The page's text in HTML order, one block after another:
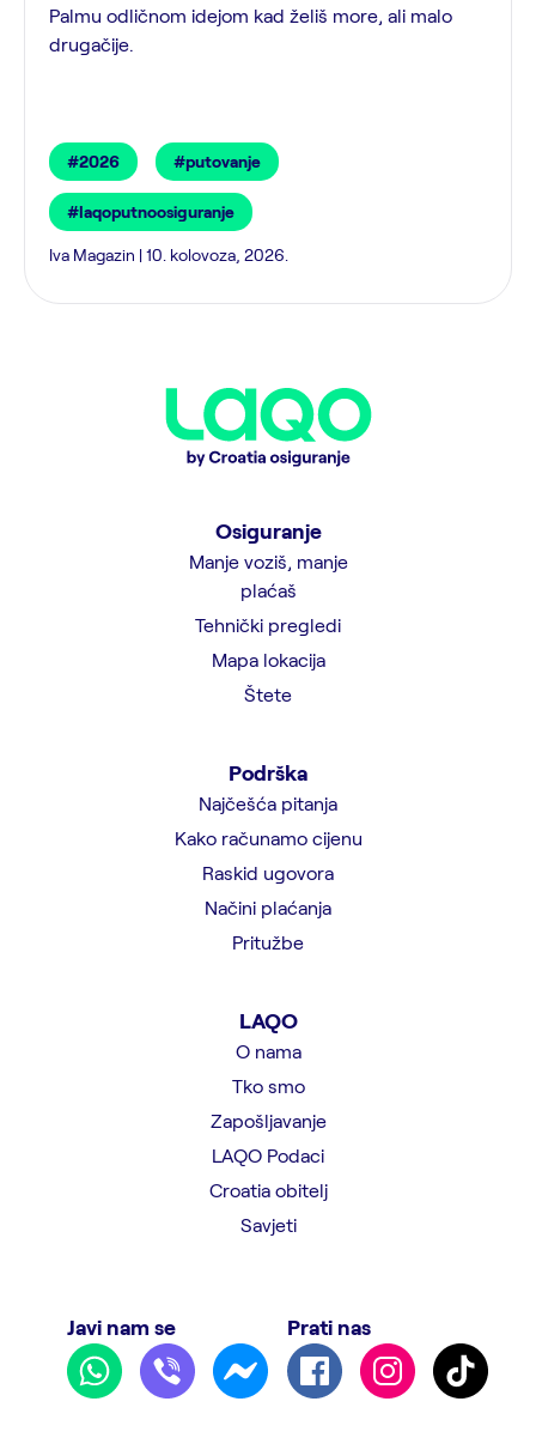
Palmu odličnom idejom kad želiš more, ali malo
drugačije.
#2026 #putovanje
#laqoputnoosiguranje
Iva Magazin | 10. kolovoza, 2026.
Osiguranje
Manje voziš, manje
plaćaš
Tehnički pregledi
Mapa lokacija
Štete
Podrška
Najčešća pitanja
Kako računamo cijenu
Raskid ugovora
Načini plaćanja
Pritužbe
LAQO
O nama
Tko smo
Zapošljavanje
LAQO Podaci
Croatia obitelj
Savjeti
Javi nam se Prati nas